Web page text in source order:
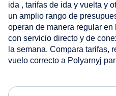
ida , tarifas de ida y vuelta y
un amplio rango de
operan de manera regular
con servicio directo y de
la semana. Compara tarifas,
vuelo correcto a Polyarnyj